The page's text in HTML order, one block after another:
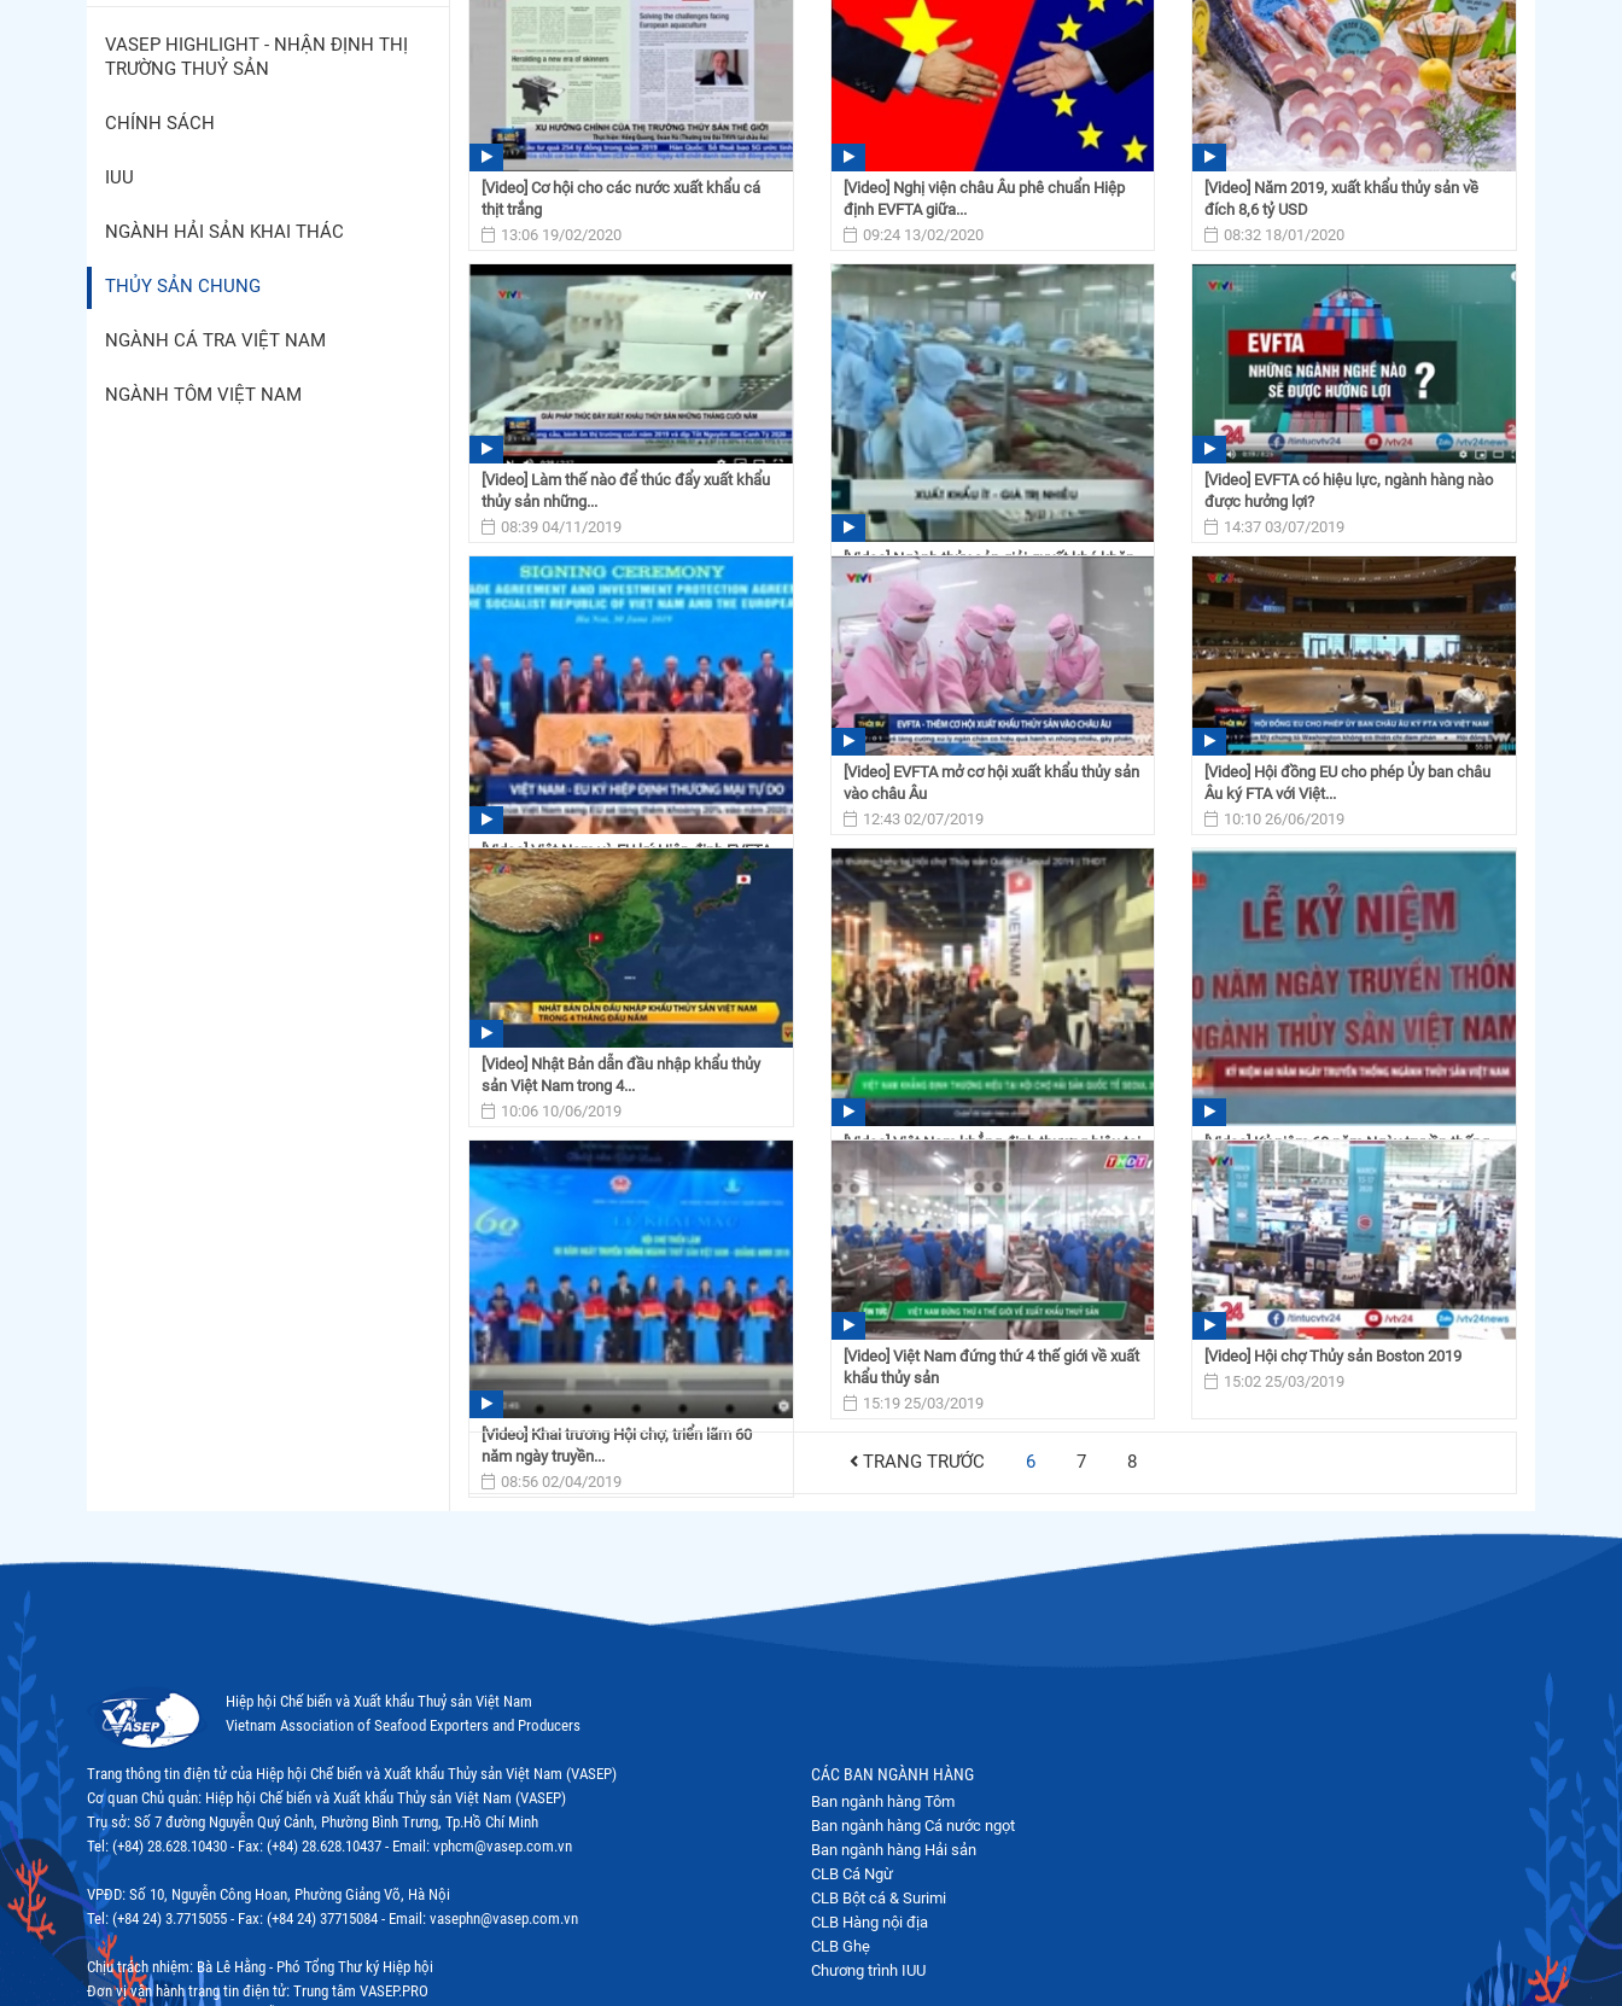
VASEP HIGHLIGHT - NHẬN ĐỊNH THỊ
TRƯỜNG THUỶ SẢN
CHÍNH SÁCH
IUU
NGÀNH HẢI SẢN KHAI THÁC
THỦY SẢN CHUNG
NGÀNH CÁ TRA VIỆT NAM
NGÀNH TÔM VIỆT NAM
[Video] Cơ hội cho các nước xuất khẩu cá
thịt trắng
13:06 19/02/2020
[Video] Nghị viện châu Âu phê chuẩn Hiệp
định EVFTA giữa...
09:24 13/02/2020
[Video] Năm 2019, xuất khẩu thủy sản về
đích 8,6 tỷ USD
08:32 18/01/2020
[Video] Làm thế nào để thúc đẩy xuất khẩu
thủy sản những...
08:39 04/11/2019
[Video] Ngành thủy sản giải quyết khó khăn
bằng chất lượng...
11:48 17/09/2019
[Video] EVFTA có hiệu lực, ngành hàng nào
được hưởng lợi?
14:37 03/07/2019
[Video] Việt Nam và EU ký Hiệp định EVFTA
và EVIPA
13:46 02/07/2019
[Video] EVFTA mở cơ hội xuất khẩu thủy sản
vào châu Âu
12:43 02/07/2019
[Video] Hội đồng EU cho phép Ủy ban châu
Âu ký FTA với Việt...
10:10 26/06/2019
[Video] Nhật Bản dẫn đầu nhập khẩu thủy
sản Việt Nam trong 4...
10:06 10/06/2019
[Video] Việt Nam khẳng định thương hiệu tại
Hội chợ Thủy sản...
09:10 07/05/2019
[Video] Kỷ niệm 60 năm Ngày truyền thống
ngành Thủy sản Việt...
08:57 02/04/2019
[Video] Khai trương Hội chợ, triển lãm 60
năm ngày truyền...
08:56 02/04/2019
[Video] Việt Nam đứng thứ 4 thế giới về xuất
khẩu thủy sản
15:19 25/03/2019
[Video] Hội chợ Thủy sản Boston 2019
15:02 25/03/2019
TRANG TRƯỚC 6 7 8
Hiệp hội Chế biến và Xuất khẩu Thuỷ sản Việt Nam
Vietnam Association of Seafood Exporters and Producers
Trang thông tin điện tử của Hiệp hội Chế biến và Xuất khẩu Thủy sản Việt Nam (VASEP)
Cơ quan Chủ quản: Hiệp hội Chế biến và Xuất khẩu Thủy sản Việt Nam (VASEP)
Trụ sở: Số 7 đường Nguyễn Quý Cảnh, Phường Bình Trưng, Tp.Hồ Chí Minh
Tel: (+84) 28.628.10430 - Fax: (+84) 28.628.10437 - Email: vphcm@vasep.com.vn
VPĐD: Số 10, Nguyễn Công Hoan, Phường Giảng Võ, Hà Nội
Tel: (+84 24) 3.7715055 - Fax: (+84 24) 37715084 - Email: vasephn@vasep.com.vn
Chịu trách nhiệm: Bà Lê Hằng - Phó Tổng Thư ký Hiệp hội
Đơn vị vận hành trang tin điện tử: Trung tâm VASEP.PRO
CÁC BAN NGÀNH HÀNG
Ban ngành hàng Tôm
Ban ngành hàng Cá nước ngọt
Ban ngành hàng Hải sản
CLB Cá Ngừ
CLB Bột cá & Surimi
CLB Hàng nội địa
CLB Ghẹ
Chương trình IUU